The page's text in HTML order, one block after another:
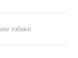
табаки